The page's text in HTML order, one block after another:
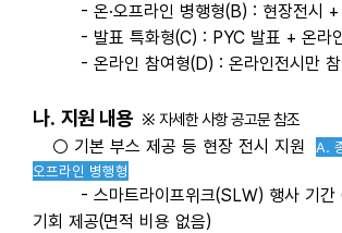
- 온·오프라인 병행형(B) : 현장전시 +
- 발표 특화형(C) : PYC 발표 + 온라
- 온라인 참여형(D) : 온라인전시만 참
나. 지원 내용 ※ 자세한 사항 공고문 참조
○ 기본 부스 제공 등 현장 전시 지원 A.
오프라인 병행형
- 스마트라이프위크(SLW) 행사 기간
기회 제공(면적 비용 없음)